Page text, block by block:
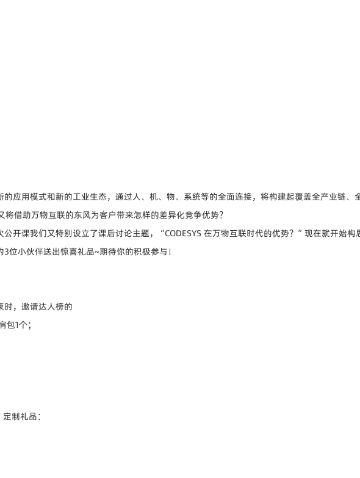
应用模式和新的工业生态，通过人、机、物、系统等的全面连接，将构建起覆盖全产业链、
借助万物互联的东风为客户带来怎样的差异化竞争优势？
开课我们又特别设立了课后讨论主题，“CODESYS 在万物互联时代的优势？”现在就开始
小伙伴送出惊喜礼品~期待你的积极参与！
时，邀请达人榜的
1个；
制礼品：